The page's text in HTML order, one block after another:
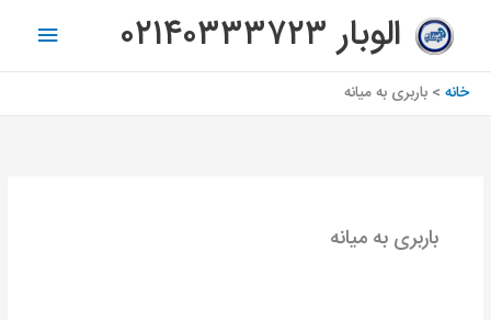
محتوا
الوبار ۰۲۱۴۰۳۳۳۷۲۳
اصلی
خانه باربری به میانه
باربری به میانه